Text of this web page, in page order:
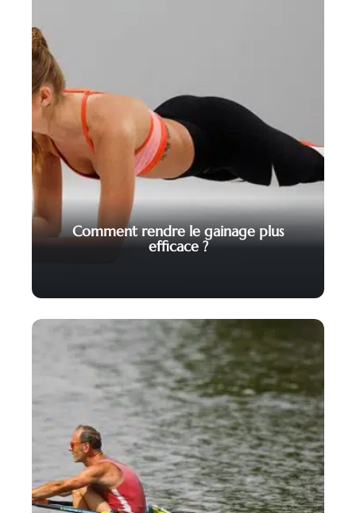
Comment rendre le gainage plus
efficace ?